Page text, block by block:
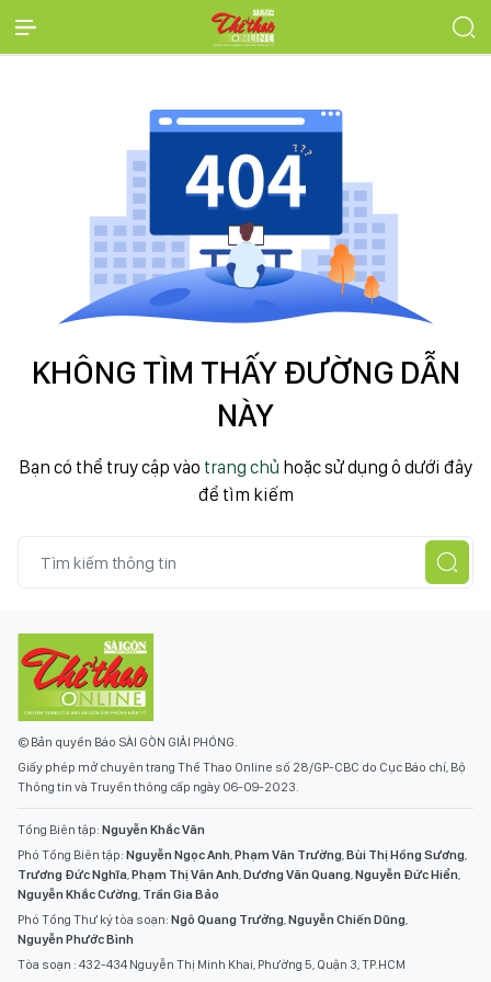
KHÔNG TÌM THẤY ĐƯỜNG DẪN
NÀY
Bạn có thể truy cập vào trang chủ hoặc sử dụng ô dưới đây
để tìm kiếm
© Bản quyền Báo SÀI GÒN GIẢI PHÓNG.
Giấy phép mở chuyên trang Thể Thao Online số 28/GP-CBC do Cục Báo chí, Bộ
Thông tin và Truyền thông cấp ngày 06-09-2023.
Tổng Biên tập: Nguyễn Khắc Văn
Phó Tổng Biên tập: Nguyễn Ngọc Anh,Phạm Văn Trường,Bùi Thị Hồng Sương,
Trương Đức Nghĩa,Phạm Thị Vân Anh,Dương Văn Quang,Nguyễn Đức Hiển,
Nguyễn Khắc Cường, Trần Gia Bảo
Phó Tổng Thư ký tòa soạn: Ngô Quang Trưởng,Nguyễn Chiến Dũng,
Nguyễn Phước Bình
Tòa soạn : 432-434 Nguyễn Thị Minh Khai, Phường 5, Quận 3, TP.HCM